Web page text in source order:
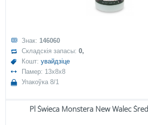
Знак: 146060
Складскія запасы:0,
Кошт:увайдзіце
Памер: 13x8x8
Упакоўка 8/1
Pl Świeca Monstera New Walec